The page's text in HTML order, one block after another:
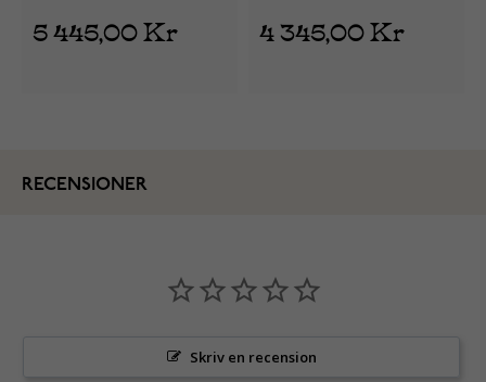
5 445,00 Kr 4 345,00 Kr
RECENSIONER
Skriv en recension